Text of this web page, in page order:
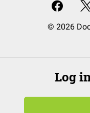
© 2026
Log